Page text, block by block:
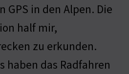
GPS in den Alpen. Die
half mir,
zu erkunden.
haben das Radfahren